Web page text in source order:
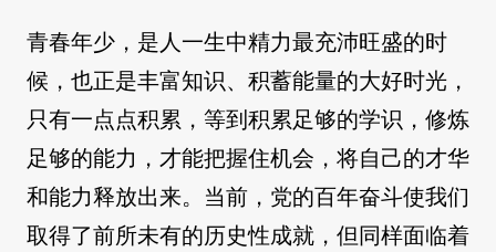
青春年少，是人一生中精力最充沛旺盛的时
候，也正是丰富知识、积蓄能量的大好时光，
只有一点点积累，等到积累足够的学识，修炼
足够的能力，才能把握住机会，将自己的才华
和能力释放出来。当前，党的百年奋斗使我们
取得了前所未有的历史性成就，但同样面临着